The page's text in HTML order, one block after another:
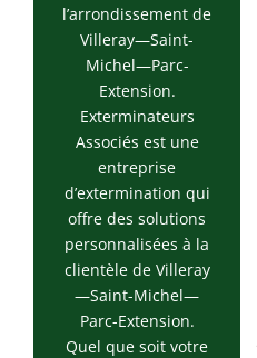
Exterminateur
Pointe-aux-
Trembles
Exterminateur
Villeray-St-
Michel-Parc-
Extension
Exterminateur
Rosemont / La
Petite Patrie
Exterminateur
Rivière-des-
Prairies
l’arrondissement de
Villeray—Saint-
Michel—Parc-
Extension.
Exterminateurs
Associés est une
entreprise
d’extermination qui
offre des solutions
personnalisées à la
clientèle de Villeray
—Saint-Michel—
Parc-Extension.
Quel que soit votre